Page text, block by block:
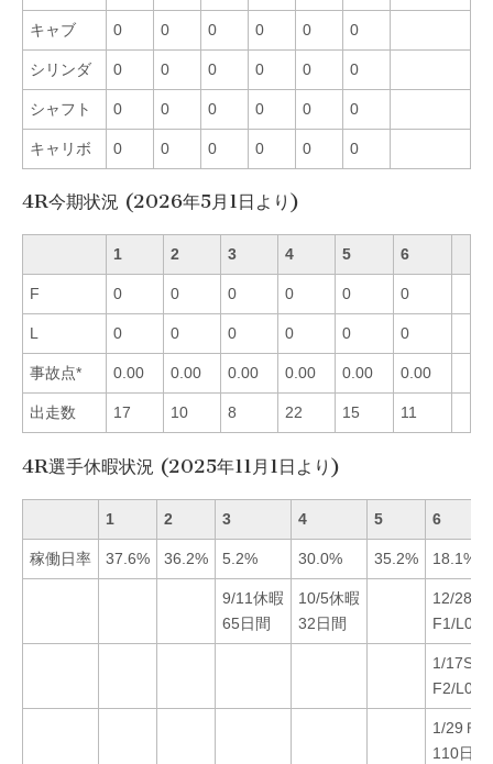
キャブ 0 0 0 0 0 0
シリンダ 0 0 0 0 0 0
シャフト 0 0 0 0 0 0
キャリボ 0 0 0 0 0 0
4R今期状況 (2026年5月1日より)
1 2 3 4 5 6
F 0 0 0 0 0 0
L 0 0 0 0 0 0
事故点* 0.00 0.00 0.00 0.00 0.00 0.00
出走数 17 10 8 22 15 11
4R選手休暇状況 (2025年11月1日より)
1 2 3 4 5 6
稼働日率 37.6% 36.2% 5.2% 30.0% 35.2% 18.1%
9/11休暇
65日間
10/5休暇
32日間
12/
F1/L0
1/17ST
F2/L0
1/29Ｆ
110日間